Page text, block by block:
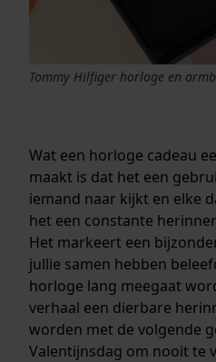
Tommy Hilfiger horloge en
Wat een horloge cadeau
maakt is dat het een
iemand naar kijkt en elke
het een constante
Het markeert een
jullie samen hebben
horloge lang meegaat
verhaal een dierbare
worden met de volgende
Valentijnsdag om nooit te